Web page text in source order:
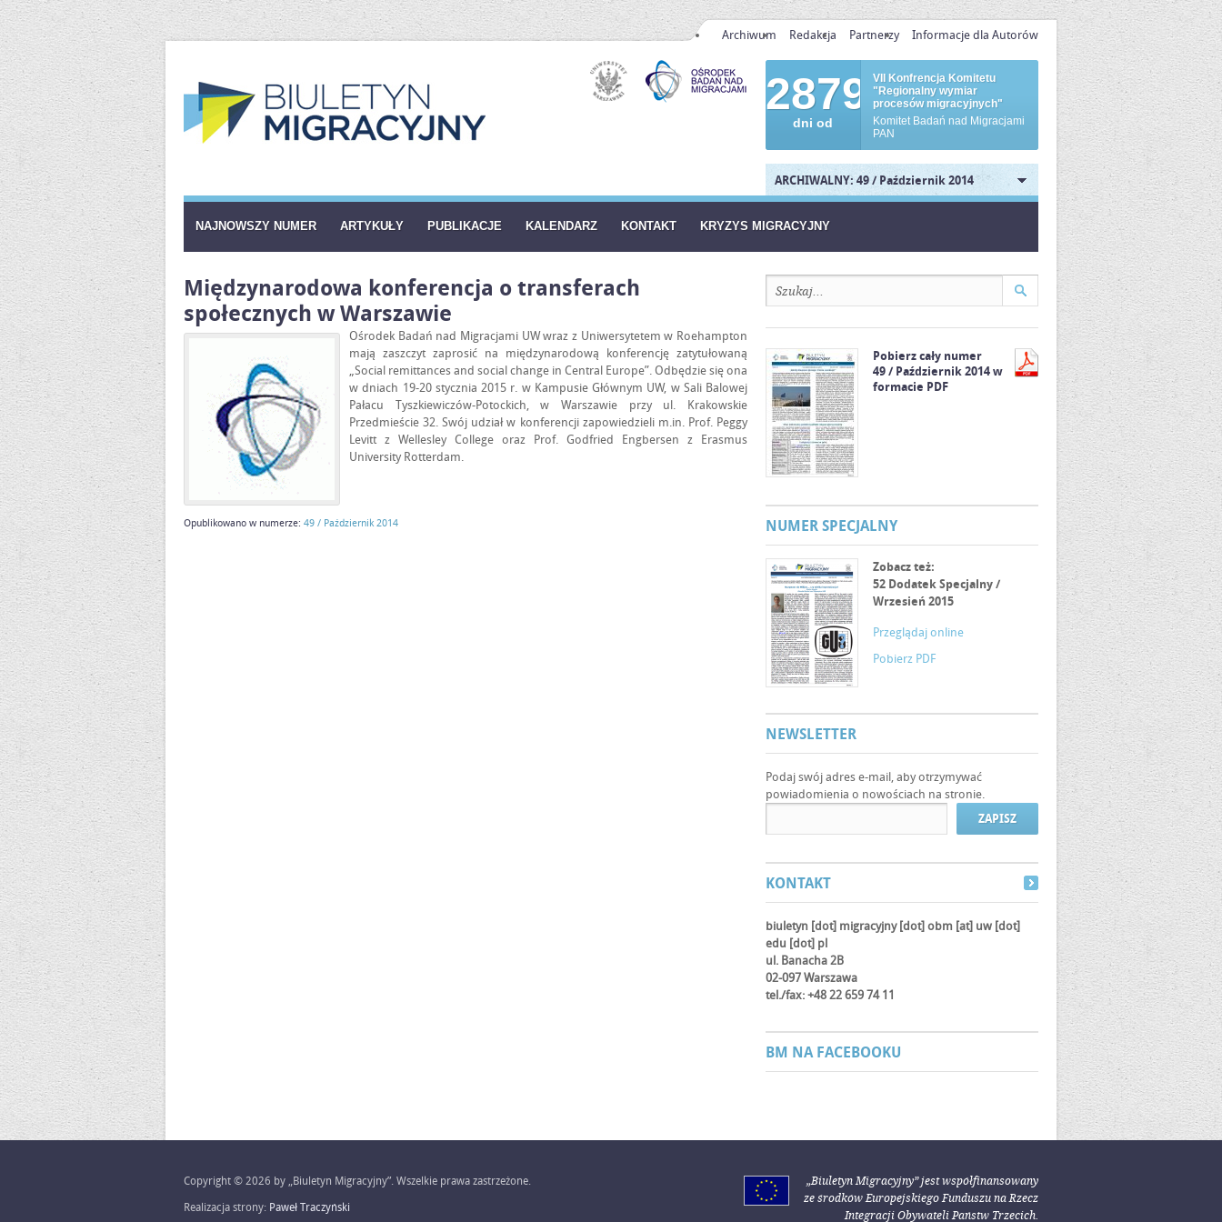
Archiwum Redakcja Partnerzy Informacje dla Autorów
2879
dni od
VII Konfrencja Komitetu
"Regionalny wymiar
procesów migracyjnych"
Komitet Badań nad Migracjami
PAN
ARCHIWALNY: 49 / Październik 2014
NAJNOWSZY NUMER ARTYKUŁY PUBLIKACJE KALENDARZ KONTAKT KRYZYS MIGRACYJNY
Międzynarodowa konferencja o transferach
społecznych w Warszawie
Ośrodek Badań nad Migracjami UW wraz z Uniwersytetem w Roehampton
mają zaszczyt zaprosić na międzynarodową konferencję zatytułowaną
„Social remittances and social change in Central Europe”. Odbędzie się ona
w dniach 19-20 stycznia 2015 r. w Kampusie Głównym UW, w Sali Balowej
Pałacu Tyszkiewiczów-Potockich, w Warszawie przy ul. Krakowskie
Przedmieście 32. Swój udział w konferencji zapowiedzieli m.in. Prof. Peggy
Levitt z Wellesley College oraz Prof. Godfried Engbersen z Erasmus
University Rotterdam.
Opublikowano w numerze: 49 / Październik 2014
Pobierz cały numer
49 / Październik 2014 w
formacie PDF
NUMER SPECJALNY
Zobacz też:
52 Dodatek Specjalny /
Wrzesień 2015
Przeglądaj online
Pobierz PDF
NEWSLETTER
Podaj swój adres e-mail, aby otrzymywać
powiadomienia o nowościach na stronie.
KONTAKT
biuletyn [dot] migracyjny [dot] obm [at] uw [dot]
edu [dot] pl
ul. Banacha 2B
02-097 Warszawa
tel./fax: +48 22 659 74 11
BM NA FACEBOOKU
Copyright © 2026 by „Biuletyn Migracyjny”. Wszelkie prawa zastrzeżone.
Realizacja strony: Paweł Traczyński
„Biuletyn Migracyjny” jest współfinansowany
ze środków Europejskiego Funduszu na Rzecz
Integracji Obywateli Państw Trzecich.